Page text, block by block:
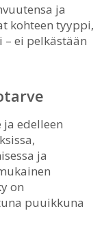
ja
kohteen tyyppi,
ei pelkästään
edelleen
ja
on
puuikkuna